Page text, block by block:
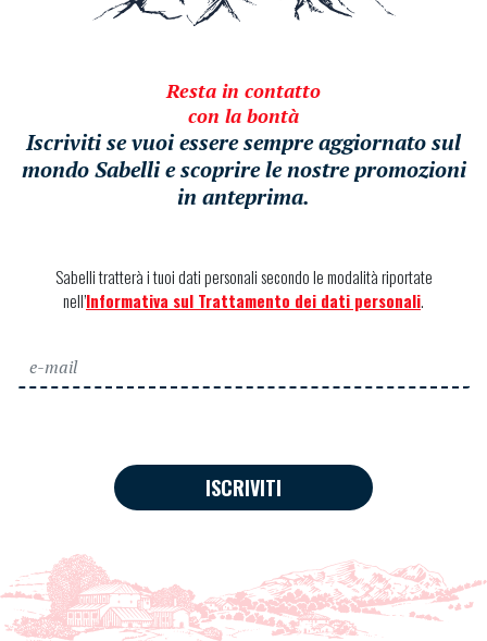
Resta in contatto
con la bontà
Iscriviti se vuoi essere sempre aggiornato sul
mondo Sabelli e scoprire le nostre promozioni
in anteprima.
Sabelli tratterà i tuoi dati personali secondo le modalità riportate
nell’Informativa sul Trattamento dei dati personali.
ISCRIVITI